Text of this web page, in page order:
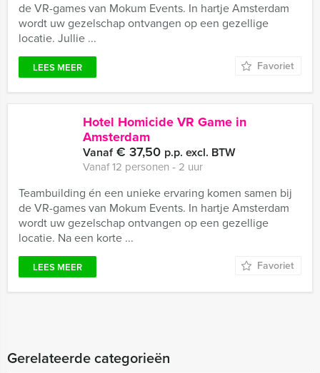
de VR-games van Mokum Events. In hartje Amsterdam
wordt uw gezelschap ontvangen op een gezellige
locatie. Jullie ...
LEES MEER Favoriet
Hotel Homicide VR Game in
Amsterdam
Vanaf€ 37,50 p.p. excl. BTW
Vanaf 12 personen ‐ 2 uur
Teambuilding én een unieke ervaring komen samen bij
de VR-games van Mokum Events. In hartje Amsterdam
wordt uw gezelschap ontvangen op een gezellige
locatie. Na een korte ...
LEES MEER Favoriet
Gerelateerde categorieën